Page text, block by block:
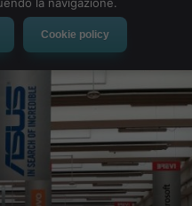
Cookie policy